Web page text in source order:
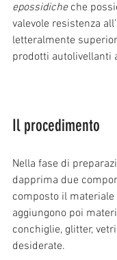
epossidiche che
valevole resistenza
letteralmente
prodotti autolivellanti
Il procedimento
Nella fase di
dapprima due
composto il materiale
aggiungono poi
conchiglie, glitter,
desiderate.